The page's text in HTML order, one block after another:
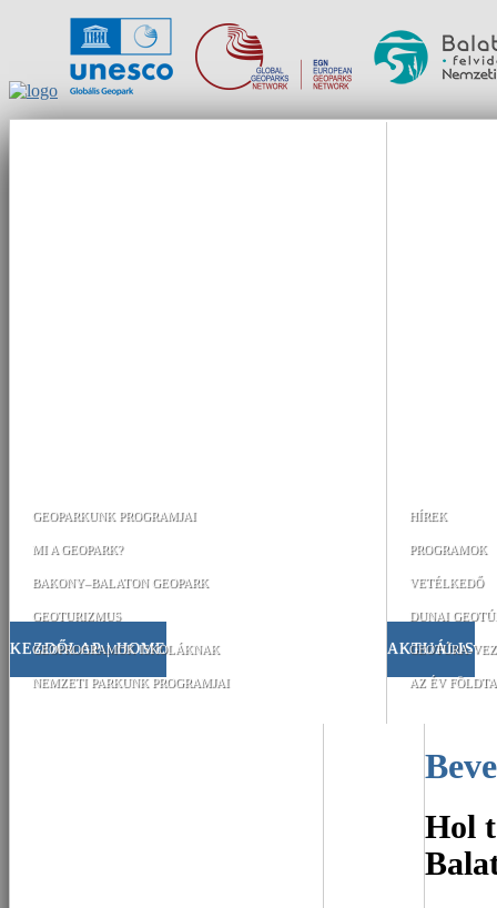
KEZDŐLAP | HOME
GEOPARKUNK PROGRAMJAI
MI A GEOPARK?
BAKONY–BALATON GEOPARK
GEOTURIZMUS
GEOPROGRAMOK ISKOLÁKNAK
NEMZETI PARKUNK PROGRAMJAI
AKTUÁLIS
HÍREK
PROGRAMOK
VETÉLKEDŐ
DUNAI
GEOTÚRA-
AZ ÉV
Hol